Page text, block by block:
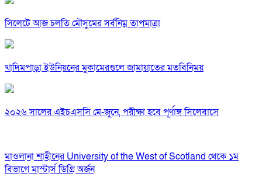
সিলেটে আজ চলতি মৌসুমের সর্বনিম্ন তাপমাত্রা
খাদিমপাড়া ইউনিয়নের মুকামেরগুলে জামায়াতের মতবিনিময়
২০২৬ সালের এইচএসসি মে-জুনে, পরীক্ষা হবে পূর্ণাঙ্গ সিলেবাসে
মাওলানা শাহীনের University of the West of Scotland থেকে ১ম
বিভাগে মাস্টার্স ডিগ্রি অর্জন